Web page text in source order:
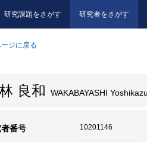
研究課題をさがす 研究者をさがす
ジに戻る
良和 WAKABAYASHI Yoshikazu
番号 10201146